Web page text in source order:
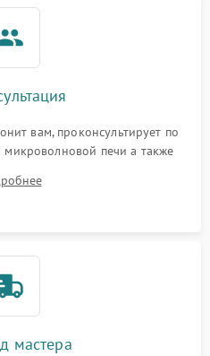
вам, проконсультирует по
микроволновой печи а также
мастера